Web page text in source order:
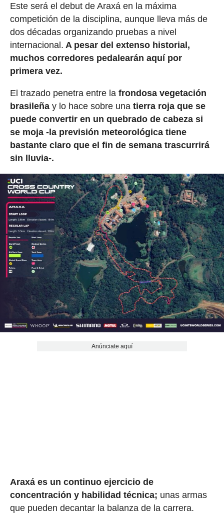
Este será el debut de Araxá en la máxima
competición de la disciplina, aunque lleva más de
dos décadas organizando pruebas a nivel
internacional. A pesar del extenso historial,
muchos corredores pedalearán aquí por
primera vez.
El trazado penetra entre la frondosa vegetación
brasileñay lo hace sobre una tierra roja que se
puede convertir en un quebrado de cabeza si
se moja -la previsión meteorológica tiene
bastante claro que el fin de semana trascurrirá
sin lluvia-.
Anúnciate aquí
Araxá es un continuo ejercicio de
concentración y habilidad técnica; unas armas
que pueden decantar la balanza de la carrera.